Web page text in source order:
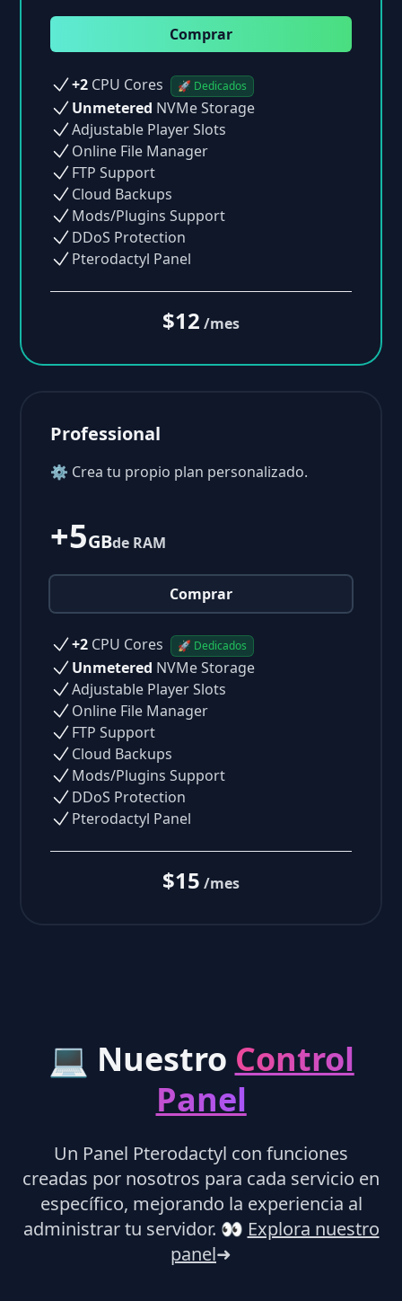
Comprar
+2 CPU Cores 🚀 Dedicados
Unmetered NVMe Storage
Adjustable Player Slots
Online File Manager
FTP Support
Cloud Backups
Mods/Plugins Support
DDoS Protection
Pterodactyl Panel
$12 /mes
Professional
⚙ Crea tu propio plan personalizado.
+5GBde RAM
Comprar
+2 CPU Cores 🚀 Dedicados
Unmetered NVMe Storage
Adjustable Player Slots
Online File Manager
FTP Support
Cloud Backups
Mods/Plugins Support
DDoS Protection
Pterodactyl Panel
$15 /mes
💻 Nuestro Control
Panel
Un Panel Pterodactyl con funciones
creadas por nosotros para cada servicio en
específico, mejorando la experiencia al
administrar tu servidor. 👀 Explora nuestro
panel➜